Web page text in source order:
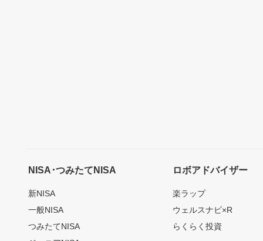
NISA･つみたてNISA
新NISA
一般NISA
つみたてNISA
ロボアドバイザー
楽ラップ
ウェルスナビ×R
らくらく投資